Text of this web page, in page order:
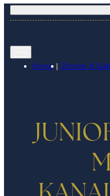
Home| Zimmer &